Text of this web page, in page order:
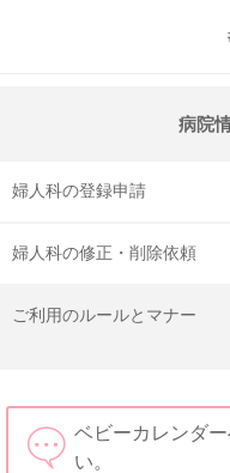
病院
婦人科の登録申請
婦人科の修正・削除依頼
ご利用のルールとマナー
ベビーカレンダ
い。